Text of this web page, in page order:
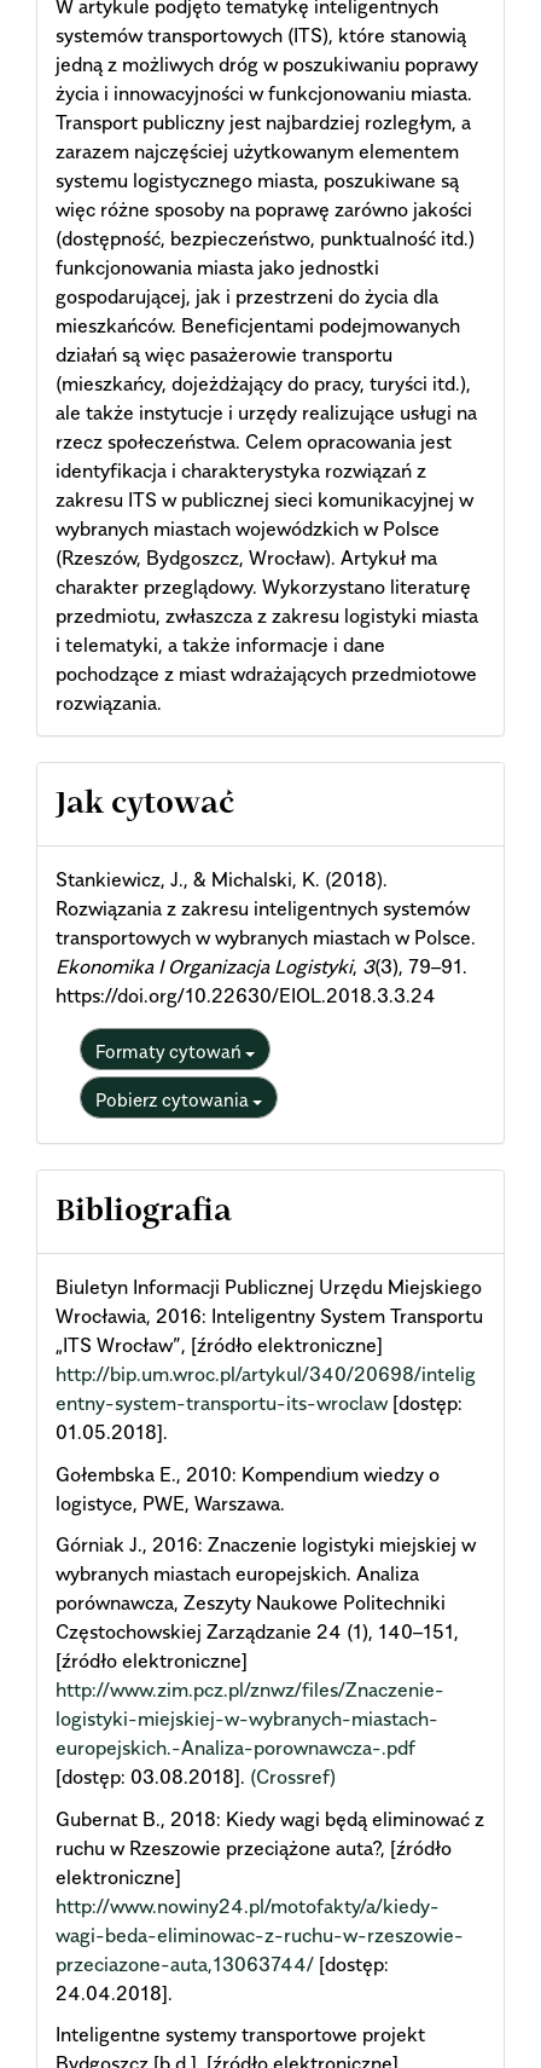
W artykule podjęto tematykę inteligentnych
systemów transportowych (ITS), które stanowią
jedną z możliwych dróg w poszukiwaniu poprawy
życia i innowacyjności w funkcjonowaniu miasta.
Transport publiczny jest najbardziej rozległym, a
zarazem najczęściej użytkowanym elementem
systemu logistycznego miasta, poszukiwane są
więc różne sposoby na poprawę zarówno jakości
(dostępność, bezpieczeństwo, punktualność itd.)
funkcjonowania miasta jako jednostki
gospodarującej, jak i przestrzeni do życia dla
mieszkańców. Beneficjentami podejmowanych
działań są więc pasażerowie transportu
(mieszkańcy, dojeżdżający do pracy, turyści itd.),
ale także instytucje i urzędy realizujące usługi na
rzecz społeczeństwa. Celem opracowania jest
identyfikacja i charakterystyka rozwiązań z
zakresu ITS w publicznej sieci komunikacyjnej w
wybranych miastach wojewódzkich w Polsce
(Rzeszów, Bydgoszcz, Wrocław). Artykuł ma
charakter przeglądowy. Wykorzystano literaturę
przedmiotu, zwłaszcza z zakresu logistyki miasta
i telematyki, a także informacje i dane
pochodzące z miast wdrażających przedmiotowe
rozwiązania.
Article
Details
Jak cytować
Stankiewicz, J., & Michalski, K. (2018).
Rozwiązania z zakresu inteligentnych systemów
transportowych w wybranych miastach w Polsce.
Ekonomika I Organizacja Logistyki, 3(3), 79–91.
https://doi.org/10.22630/EIOL.2018.3.3.24
Formaty cytowań
Pobierz cytowania
Bibliografia
Biuletyn Informacji Publicznej Urzędu Miejskiego
Wrocławia, 2016: Inteligentny System Transportu
„ITS Wrocław”, [źródło elektroniczne]
http://bip.um.wroc.pl/artykul/340/20698/intelig
entny-system-transportu-its-wroclaw[dostęp:
01.05.2018].
Gołembska E., 2010: Kompendium wiedzy o
logistyce, PWE, Warszawa.
Górniak J., 2016: Znaczenie logistyki miejskiej w
wybranych miastach europejskich. Analiza
porównawcza, Zeszyty Naukowe Politechniki
Częstochowskiej Zarządzanie 24 (1), 140–151,
[źródło elektroniczne]
http://www.zim.pcz.pl/znwz/files/Znaczenie-
logistyki-miejskiej-w-wybranych-miastach-
europejskich.-Analiza-porownawcza-.pdf
[dostęp: 03.08.2018]. (Crossref)
Gubernat B., 2018: Kiedy wagi będą eliminować z
ruchu w Rzeszowie przeciążone auta?, [źródło
elektroniczne]
http://www.nowiny24.pl/motofakty/a/kiedy-
wagi-beda-eliminowac-z-ruchu-w-rzeszowie-
przeciazone-auta,13063744/ [dostęp:
24.04.2018].
Inteligentne systemy transportowe projekt